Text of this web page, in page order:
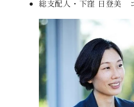
総支配人・下窪 日登美